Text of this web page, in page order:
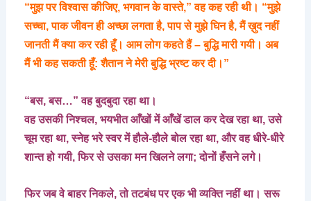
“मुझ पर विश्वास कीजिए, भगवान के वास्ते,” वह कह रही थी। “मुझे
सच्चा, पाक जीवन ही अच्छा लगता है, पाप से मुझे घिन है, मैं ख़ुद नहीं
जानती मैं क्या कर रही हूँ। आम लोग कहते हैं – बुद्धि मारी गयी। अब
मैं भी कह सकती हूँ: शैतान ने मेरी बुद्धि भ्रष्ट कर दी।”
“बस, बस…” वह बुदबुदा रहा था।
वह उसकी निश्चल, भयभीत आँखों में आँखें डाल कर देख रहा था, उसे
चूम रहा था, स्नेह भरे स्वर में हौले-हौले बोल रहा था, और वह धीरे-धीरे
शान्त हो गयी, फिर से उसका मन खिलने लगा; दोनों हँसने लगे।
फिर जब वे बाहर निकले, तो तटबंध पर एक भी व्यक्ति नहीं था। सरू